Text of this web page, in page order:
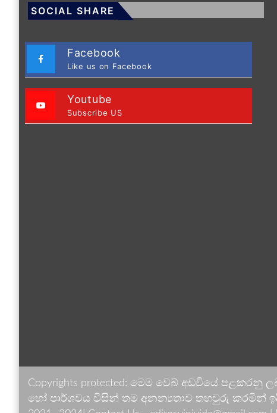
SOCIAL SHARE
Facebook
Like us on Facebook
Youtube
Subscribe US
Copyrights protected: මෙම වෙබ් අඩවියේ
හෝ පාර්ශවය විසින් තම අනන්‍යතාව තහවුරු කරමින්